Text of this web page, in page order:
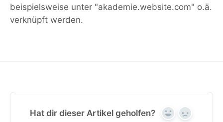
beispielsweise unter "akademie.website.com" o.ä.
verknüpft werden.
Hat dir dieser Artikel geholfen? Yes No